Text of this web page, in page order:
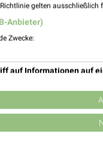
gelten ausschließlich
Anbieter)
Zwecke:
auf Informationen auf
zur Auswahl von
personalisierte Werbung